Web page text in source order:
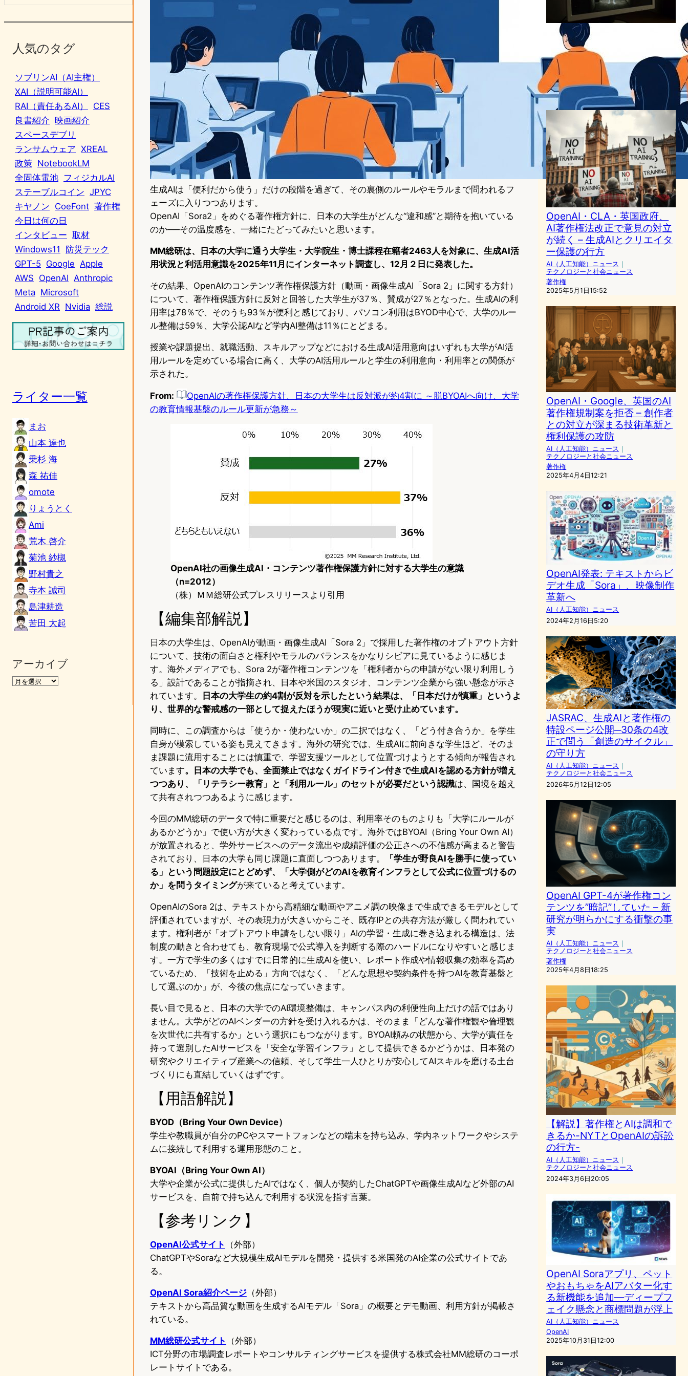
人気のタグ
ソブリンAI（AI主権）
XAI（説明可能AI）
RAI（責任あるAI）
CES
良書紹介 映画紹介
スペースデブリ
ランサムウェア XREAL
政策 NotebookLM
全固体電池 フィジカルAI
ステーブルコイン JPYC
キヤノン CoeFont 著作権
今日は何の日
インタビュー 取材
Windows11
防災テック
GPT-5 Google Apple
AWS OpenAI Anthropic
Meta Microsoft
Android XR Nvidia 総説
ライター一覧
まお
山本 達也
乗杉 海
森 祐佳
omote
りょうとく
Ami
荒木 啓介
菊池 紗槻
野村貴之
寺本 誠司
島津耕造
苦田 大起
アーカイブ
生成AIは「便利だから使う」だけの段階を過ぎて、その裏側のルールやモラルまで問われるフ
ェーズに入りつつあります。
OpenAI「Sora2」をめぐる著作権方針に、日本の大学生がどんな“違和感”と期待を抱いている
のか──その温度感を、一緒にたどってみたいと思います。
MM総研は、日本の大学に通う大学生・大学院生・博士課程在籍者2463人を対象に、生成AI活
用状況と利活用意識を2025年11月にインターネット調査し、12月２日に発表した。
その結果、OpenAIのコンテンツ著作権保護方針（動画・画像生成AI「Sora 2」に関する方針）
について、著作権保護方針に反対と回答した大学生が37％、賛成が27％となった。生成AIの利
用率は78％で、そのうち93％が便利と感じており、パソコン利用はBYOD中心で、大学のルー
ル整備は59％、大学公認AIなど学内AI整備は11％にとどまる。
授業や課題提出、就職活動、スキルアップなどにおける生成AI活用意向はいずれも大学がAI活
用ルールを定めている場合に高く、大学のAI活用ルールと学生の利用意向・利用率との関係が
示された。
From:
OpenAIの著作権保護方針、日本の大学生は反対派が約4割に ～脱BYOAIへ向け、大学
の教育情報基盤のルール更新が急務～
OpenAI社の画像生成AI・コンテンツ著作権保護方針に対する大学生の意識
（n=2012）
（株）ＭＭ総研公式プレスリリースより引用
【編集部解説】
日本の大学生は、OpenAIが動画・画像生成AI「Sora 2」で採用した著作権のオプトアウト方針
について、技術の面白さと権利やモラルのバランスをかなりシビアに見ているように感じま
す。海外メディアでも、Sora 2が著作権コンテンツを「権利者からの申請がない限り利用しう
る」設計であることが指摘され、日本や米国のスタジオ、コンテンツ企業から強い懸念が示さ
れています。
日本の大学生の約4割が反対を示したという結果は、「日本だけが慎重」というよ
り、世界的な警戒感の一部として捉えたほうが現実に近いと受け止めています。
同時に、この調査からは「使うか・使わないか」の二択ではなく、「どう付き合うか」を学生
自身が模索している姿も見えてきます。海外の研究では、生成AIに前向きな学生ほど、そのま
ま課題に流用することには慎重で、学習支援ツールとして位置づけようとする傾向が報告され
ています。日本の大学でも、全面禁止ではなくガイドライン付きで生成AIを認める方針が増え
つつあり、「リテラシー教育」と「利用ルール」のセットが必要だという認識は、国境を越え
て共有されつつあるように感じます。
今回のMM総研のデータで特に重要だと感じるのは、利用率そのものよりも「大学にルールが
あるかどうか」で使い方が大きく変わっている点です。海外ではBYOAI（Bring Your Own AI）
が放置されると、学外サービスへのデータ流出や成績評価の公正さへの不信感が高まると警告
されており、日本の大学も同じ課題に直面しつつあります。
「学生が野良AIを勝手に使ってい
る」という問題設定にとどめず、「大学側がどのAIを教育インフラとして公式に位置づけるの
か」を問うタイミングが来ていると考えています。
OpenAIのSora 2は、テキストから高精細な動画やアニメ調の映像まで生成できるモデルとして
評価されていますが、その表現力が大きいからこそ、既存IPとの共存方法が厳しく問われてい
ます。権利者が「オプトアウト申請をしない限り」AIの学習・生成に巻き込まれる構造は、法
制度の動きと合わせても、教育現場で公式導入を判断する際のハードルになりやすいと感じま
す。一方で学生の多くはすでに日常的に生成AIを使い、レポート作成や情報収集の効率を高め
ているため、「技術を止める」方向ではなく、「どんな思想や契約条件を持つAIを教育基盤と
して選ぶのか」が、今後の焦点になっていきます。
長い目で見ると、日本の大学でのAI環境整備は、キャンパス内の利便性向上だけの話ではあり
ません。大学がどのAIベンダーの方針を受け入れるかは、そのまま「どんな著作権観や倫理観
を次世代に共有するか」という選択にもつながります。BYOAI頼みの状態から、大学が責任を
持って選別したAIサービスを「安全な学習インフラ」として提供できるかどうかは、日本発の
研究やクリエイティブ産業への信頼、そして学生一人ひとりが安心してAIスキルを磨ける土台
づくりにも直結していくはずです。
【用語解説】
BYOD（Bring Your Own Device）
学生や教職員が自分のPCやスマートフォンなどの端末を持ち込み、学内ネットワークやシステ
ムに接続して利用する運用形態のこと。
BYOAI（Bring Your Own AI）
大学や企業が公式に提供したAIではなく、個人が契約したChatGPTや画像生成AIなど外部のAI
サービスを、自前で持ち込んで利用する状況を指す言葉。
【参考リンク】
OpenAI公式サイト
（外部）
ChatGPTやSoraなど大規模生成AIモデルを開発・提供する米国発のAI企業の公式サイトであ
る。
OpenAI Sora紹介ページ（外部）
テキストから高品質な動画を生成するAIモデル「Sora」の概要とデモ動画、利用方針が掲載さ
れている。
MM総研公式サイト
（外部）
ICT分野の市場調査レポートやコンサルティングサービスを提供する株式会社MM総研のコーポ
レートサイトである。
OpenAI「Sora 2」10秒AIホ
ラーチャレンジが示す、動画
生成技術の両義性
AI（人工知能）ニュース
テクノロジーと社会ニュース
OpenAI
2025年10月10日19:00
OpenAI・CLA・英国政府、
AI著作権法改正で意見の対立
が続く – 生成AIとクリエイタ
ー保護の行方
AI（人工知能）ニュース ｜
テクノロジーと社会ニュース
著作権
2025年5月1日15:52
OpenAI・Google、英国のAI
著作権規制案を拒否 – 創作者
との対立が深まる技術革新と
権利保護の攻防
AI（人工知能）ニュース ｜
テクノロジーと社会ニュース
著作権
2025年4月4日12:21
OpenAI発表: テキストからビ
デオ生成「Sora」、映像制作
革新へ
AI（人工知能）ニュース
2024年2月16日5:20
JASRAC、生成AIと著作権の
特設ページ公開─30条の4改
正で問う「創造のサイクル」
の守り方
AI（人工知能）ニュース ｜
テクノロジーと社会ニュース
2026年6月12日12:05
OpenAI GPT-4が著作権コン
テンツを”暗記”していた – 新
研究が明らかにする衝撃の事
実
AI（人工知能）ニュース ｜
テクノロジーと社会ニュース
著作権
2025年4月8日18:25
【解説】著作権とAIは調和で
きるか-NYTとOpenAIの訴訟
の行方-
AI（人工知能）ニュース ｜
テクノロジーと社会ニュース
2024年3月6日20:05
OpenAI Soraアプリ、ペット
やおもちゃをAIアバター化す
る新機能を追加―ディープフ
ェイク懸念と商標問題が浮上
AI（人工知能）ニュース
OpenAI
2025年10月31日12:00